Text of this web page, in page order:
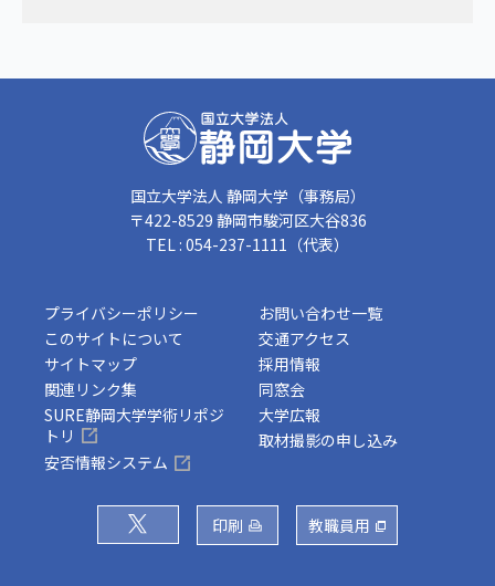
国立大学法人 静岡大学（事務局）
〒422-8529 静岡市駿河区大谷836
TEL : 054-237-1111（代表）
プライバシーポリシー
このサイトについて
サイトマップ
関連リンク集
お問い合わせ一覧
交通アクセス
採用情報
同窓会
SURE静岡大学学術リポジ
トリ
安否情報システム
大学広報
取材撮影の申し込み
印刷 教職員用